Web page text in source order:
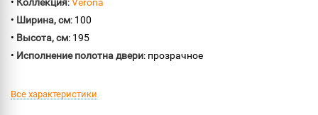
• Ширина, см: 100
• Высота, см: 195
• Исполнение полотна двери: прозрачное
Все характеристики